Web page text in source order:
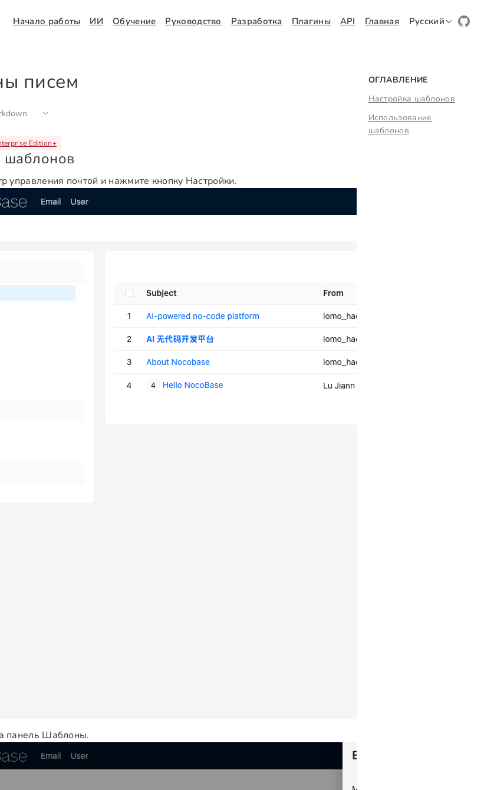
Начало работы ИИ Обучение Руководство Разработка Плагины API Главная Русский
писем
Edition+
шаблонов
управления почтой и нажмите кнопку Настройки.
панель Шаблоны.
ОГЛАВЛЕНИЕ
Настройка шаблонов
Использование
шаблонов